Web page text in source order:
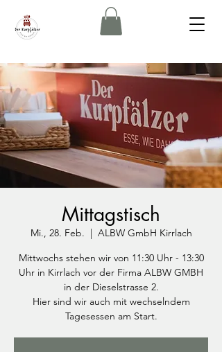
Mittagstisch
Mi., 28. Feb.
  |
ALBW GmbH Kirrlach
Mittwochs stehen wir von 11:30 Uhr - 13:30
Uhr in Kirrlach vor der Firma ALBW GMBH
in der Dieselstrasse 2.
Hier sind wir auch mit wechselndem
Tagesessen am Start.